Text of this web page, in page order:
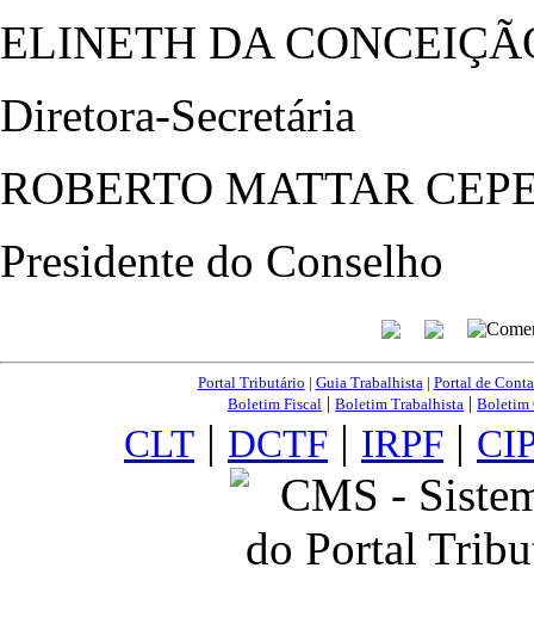
ELINETH DA
Diretora-Secretária
ROBERTO MATTAR
Presidente do Conselho
Portal Tributário | Guia Trabalhista| Portal de
Boletim Fiscal | Boletim Trabalhista | Boletim
CLT | DCTF | IRPF |